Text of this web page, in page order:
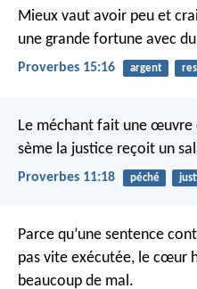
Mieux vaut avoir peu et
une grande fortune avec
Proverbes 15:16 argent
Le méchant fait une œuvre
sème la justice reçoit un
Proverbes 11:18 péché
Parce qu’une sentence
pas vite exécutée, le cœur
beaucoup de mal.